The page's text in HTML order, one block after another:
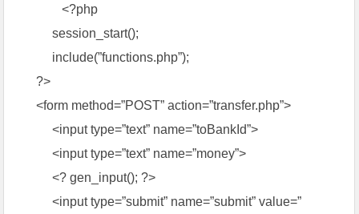
<?php
session_start();
include(”functions.php”);
?>
<form method=”POST” action=”transfer.php”>
<input type=”text” name=”toBankId”>
<input type=”text” name=”money”>
<? gen_input(); ?>
<input type=”submit” name=”submit” value=”